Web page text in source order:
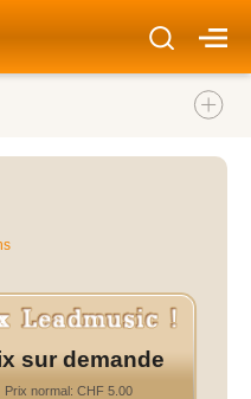
sur demande
Prix normal: CHF 5.00